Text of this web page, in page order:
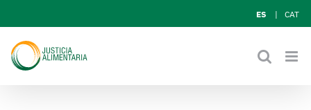
to
content
ES CAT